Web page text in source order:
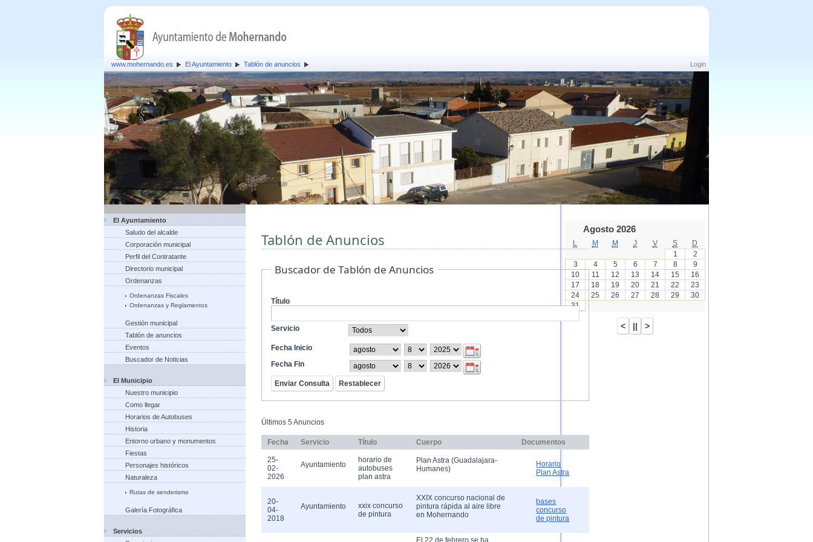
Login
www.mohernando.es El Ayuntamiento Tablón de anuncios
El Ayuntamiento
Saludo del alcalde
Corporación municipal
Perfil del Contratante
Directorio municipal
Ordenanzas
Ordenanzas Fiscales
Ordenanzas y Reglamentos
Gestión municipal
Tablón de anuncios
Eventos
Buscador de Noticias
El Municipio
Nuestro municipio
Como llegar
Horarios de Autobuses
Historia
Entorno urbano y monumentos
Fiestas
Personajes históricos
Naturaleza
Rutas de senderismo
Galería Fotográfica
Servicios
Tablón de Anuncios
Buscador de Tablón de Anuncios
Título
Servicio
Fecha Inicio
Fecha Fin
Últimos 5 Anuncios
Fecha Servicio Título Cuerpo Documentos
25-
02-
2026
Ayuntamiento
horario de
autobuses
plan astra
Plan Astra (Guadalajara-
Humanes)
Horario
Plan Astra
20-
04-
2018
Ayuntamiento
xxix concurso
de pintura
XXIX concurso nacional de
pintura rápida al aire libre
en Mohernando
bases
concurso
de pintura
El 22 de febrero se ha
Agosto 2026
M M J V S
D
1
2
3
4 5 6 7 8
9
10
11 12 13 14 15
16
17
18 19 20 21 22
23
24
25 26 27 28 29
30
31